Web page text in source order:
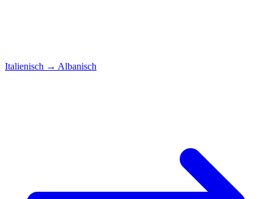
Italienisch → Albanisch